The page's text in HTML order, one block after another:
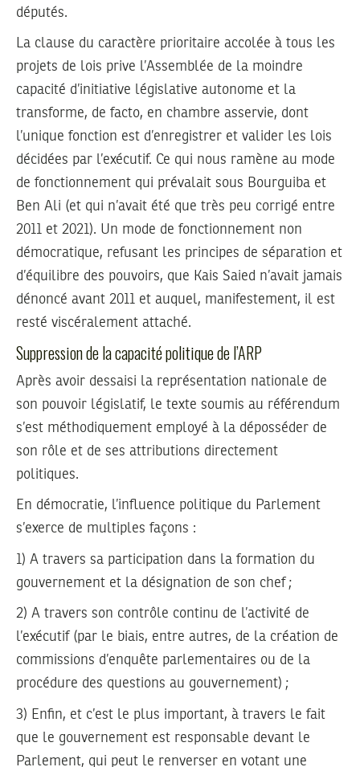
députés.
La clause du caractère prioritaire accolée à tous les
projets de lois prive l’Assemblée de la moindre
capacité d’initiative législative autonome et la
transforme, de facto, en chambre asservie, dont
l’unique fonction est d’enregistrer et valider les lois
décidées par l’exécutif. Ce qui nous ramène au mode
de fonctionnement qui prévalait sous Bourguiba et
Ben Ali (et qui n’avait été que très peu corrigé entre
2011 et 2021). Un mode de fonctionnement non
démocratique, refusant les principes de séparation et
d’équilibre des pouvoirs, que Kais Saied n’avait jamais
dénoncé avant 2011 et auquel, manifestement, il est
resté viscéralement attaché.
Suppression de la capacité politique de l’ARP
Après avoir dessaisi la représentation nationale de
son pouvoir législatif, le texte soumis au référendum
s’est méthodiquement employé à la déposséder de
son rôle et de ses attributions directement
politiques.
En démocratie, l’influence politique du Parlement
s’exerce de multiples façons :
1) A travers sa participation dans la formation du
gouvernement et la désignation de son chef ;
2) A travers son contrôle continu de l’activité de
l’exécutif (par le biais, entre autres, de la création de
commissions d’enquête parlementaires ou de la
procédure des questions au gouvernement) ;
3) Enfin, et c’est le plus important, à travers le fait
que le gouvernement est responsable devant le
Parlement, qui peut le renverser en votant une